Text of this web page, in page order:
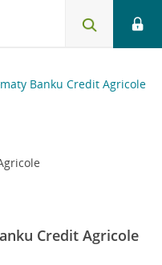
Banku Credit Agricole
Credit Agricole